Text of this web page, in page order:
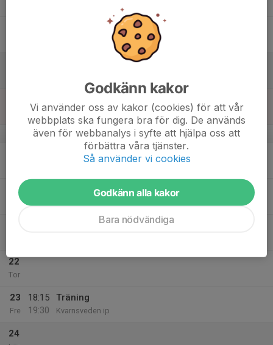
v.4
20
Tis
22
Tor
23
Fre
18:15
19:30
Träning
Kvarnsveden ip
24
Godkänn kakor
Vi använder oss av kakor (cookies) för att vår
webbplats ska fungera bra för dig. De används
även för webbanalys i syfte att hjälpa oss att
förbättra våra tjänster.
Så använder vi cookies
Godkänn alla kakor
Bara nödvändiga